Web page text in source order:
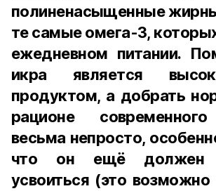
полиненасыщенные
те самые омега-3,
ежедневном питании.
икра является
продуктом, а добрать
рационе
весьма непросто,
что он ещё должен
усвоиться (это возможно